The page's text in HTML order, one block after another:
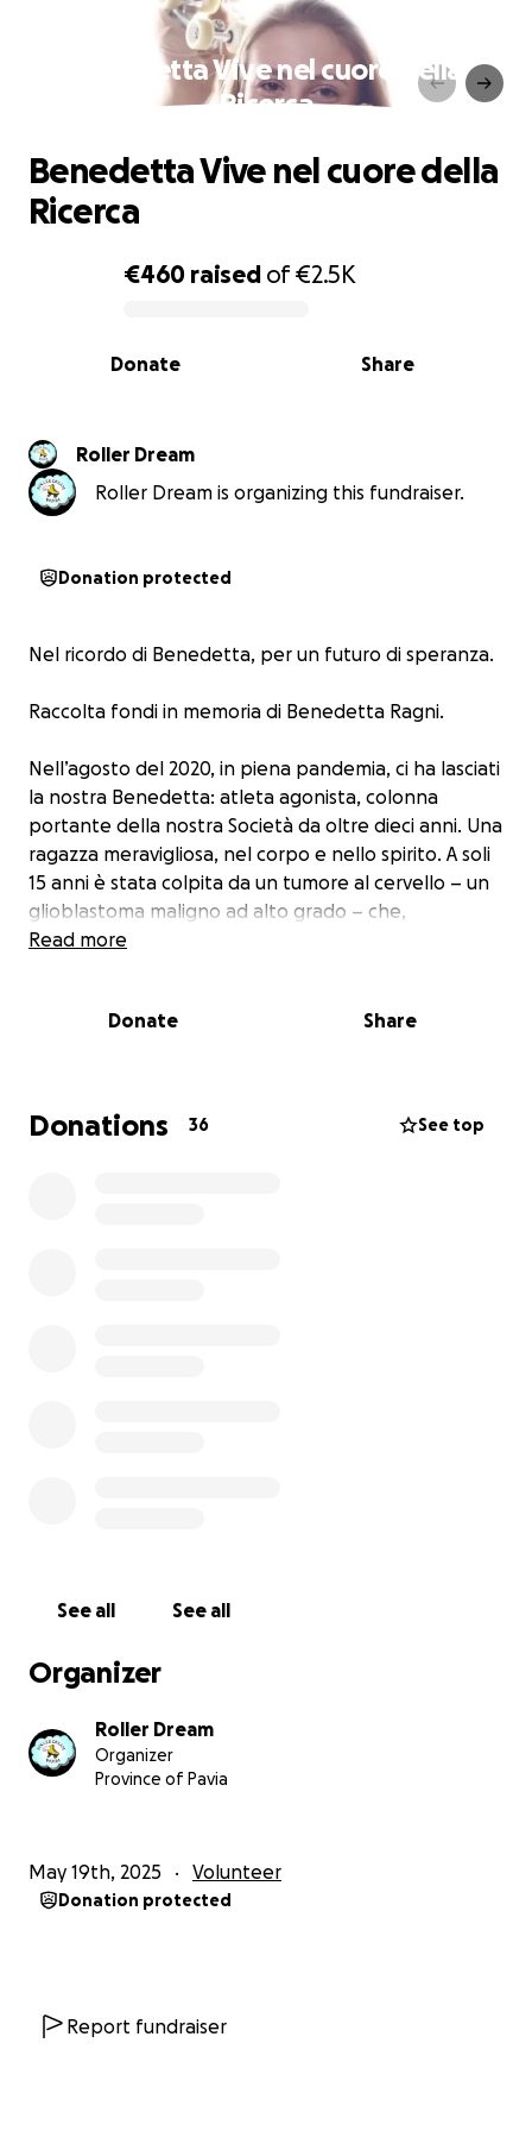
Benedetta Vive nel cuore della
Ricerca
0% complete
€460 raised of€2.5K
Share
Donate
Benedetta Vive nel cuore della
Ricerca
Roller Dream
Roller Dream is organizing this fundraiser.
Donation protected
Nel ricordo di Benedetta, per un futuro di speranza.
Raccolta fondi in memoria di Benedetta Ragni.
Nell’agosto del 2020, in piena pandemia, ci ha lasciati
la nostra Benedetta: atleta agonista, colonna
portante della nostra Società da oltre dieci anni. Una
ragazza meravigliosa, nel corpo e nello spirito. A soli
15 anni è stata colpita da un tumore al cervello – un
glioblastoma maligno ad alto grado – che,
purtroppo, non le ha lasciato scampo, dopo una
Per il quinto anno consecutivo, la nostra Associazione
alla sua famiglia tutto il nostro affetto, la nostra
vicinanza e profonda ammirazione.
Read more
Donate Share
Donations 36 See top
See all See all
Organizer
Roller Dream
Organizer
Province of Pavia
May 19th, 2025 Volunteer
Donation protected
Report fundraiser